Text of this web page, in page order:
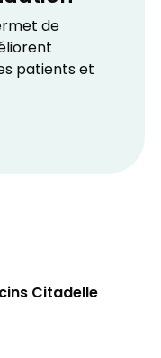
de
patients et
Citadelle